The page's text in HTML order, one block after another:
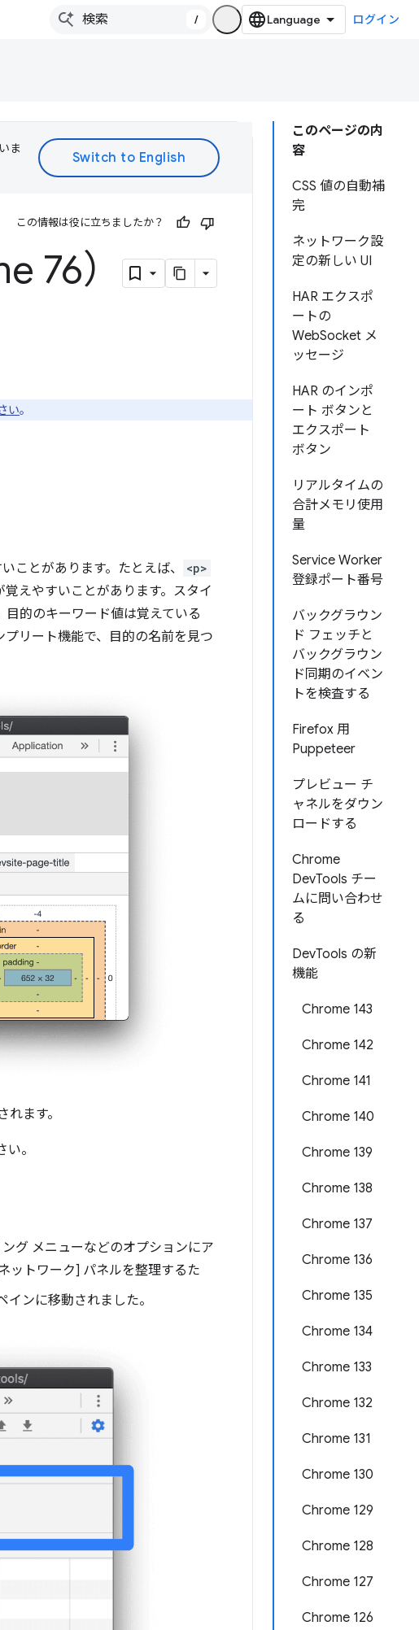
/ ログイン
このページの内
容
CSS 値の自動補
完
ネットワーク設
定の新しい UI
HAR エクスポ
ートの
WebSocket メ
ッセージ
HAR のインポ
ート ボタンと
エクスポート
ボタン
リアルタイムの
合計メモリ使用
量
Service Worker
登録ポート番号
バックグラウン
ド フェッチと
バックグラウン
ド同期のイベン
トを検査する
Firefox 用
Puppeteer
プレビュー チ
ャネルをダウン
ロードする
Chrome
DevTools チー
ムに問い合わせ
る
DevTools の新
機能
Chrome 143
Chrome 142
Chrome 141
Chrome 140
Chrome 139
Chrome 138
Chrome 137
Chrome 136
Chrome 135
Chrome 134
Chrome 133
Chrome 132
Chrome 131
Chrome 130
Chrome 129
Chrome 128
Chrome 127
Chrome 126
ま
この情報は役に立ちましたか？
76）
い。
ことがあります。たとえば、 <p>
覚えやすいことがあります。スタイ
的のキーワード値は覚えている
リート機能で、目的の名前を見つ
れます。
。
グ メニューなどのオプションにア
ットワーク] パネルを整理するた
インに移動されました。